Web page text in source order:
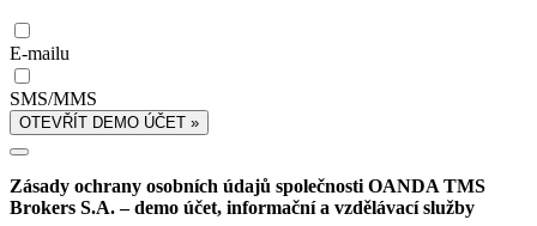
E-mailu
SMS/MMS
OTEVŘÍT DEMO ÚČET »
Zásady ochrany osobních údajů společnosti OANDA TMS
Brokers S.A. – demo účet, informační a vzdělávací služby